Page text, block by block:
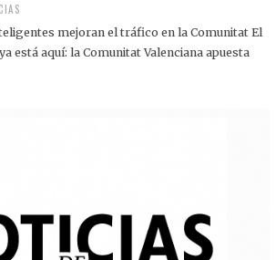
mejoran el tráfico en la Comunitat El
está aquí: la Comunitat Valenciana apuesta